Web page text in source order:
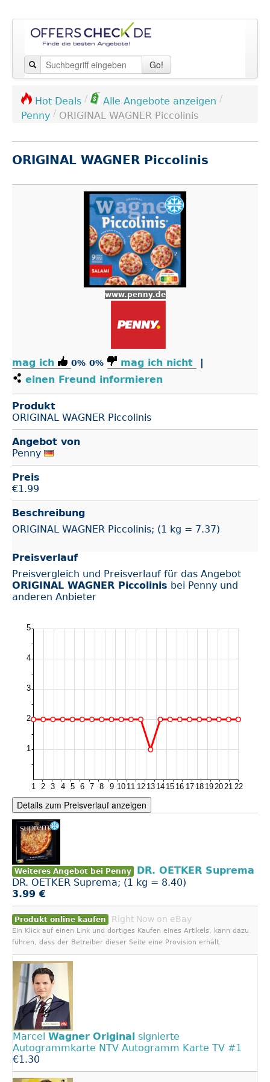
Go!
Hot Deals / Alle Angebote anzeigen /
Penny / ORIGINAL WAGNER Piccolinis
ORIGINAL WAGNER Piccolinis
www.penny.de
mag ich 0% 0% mag ich nicht
einen Freund informieren
Produkt
ORIGINAL WAGNER Piccolinis
Angebot von
Penny
Preis
€1.99
Beschreibung
ORIGINAL WAGNER Piccolinis; (1 kg = 7.37)
Preisverlauf
Preisvergleich und Preisverlauf für das Angebot
ORIGINAL WAGNER Piccolinis bei Penny und
anderen Anbieter
Details zum Preisverlauf anzeigen
Weiteres Angebot bei Penny
DR. OETKER Suprema
DR. OETKER Suprema; (1 kg = 8.40)
3.99 €
Produkt online kaufen Right Now on eBay
Ein Klick auf einen Link und dortiges Kaufen eines Artikels, kann dazu
führen, dass der Betreiber dieser Seite eine Provision erhält.
Marcel Wagner Original signierte
Autogrammkarte NTV Autogramm Karte TV #1
€1.30